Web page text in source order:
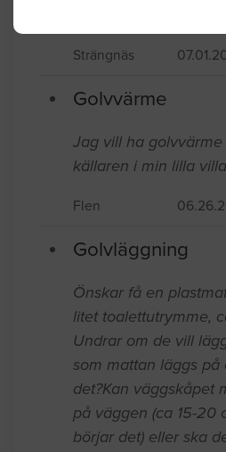
Strängnäs
Golvvärme
Jag vill ha
källaren i min lilla
Flen
Golvläggning
Önskar få en
litet toalettutrymme,
Undrar om de vill
som mattan läggs på
det?Kan väggskåpet
på väggen (ca 15-20
börjar det) eller ska